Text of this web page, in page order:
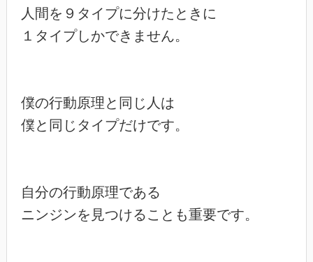
人間を９タイプに分けたときに
１タイプしかできません。
僕の行動原理と同じ人は
僕と同じタイプだけです。
自分の行動原理である
ニンジンを見つけることも重要です。